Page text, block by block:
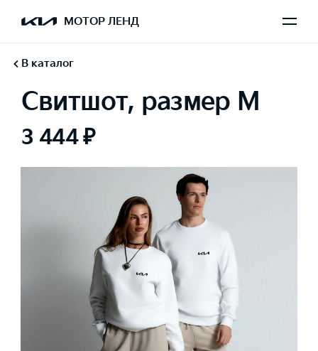
МОТОР ЛЕНД
В каталог
Свитшот, размер M
3 444 ₽